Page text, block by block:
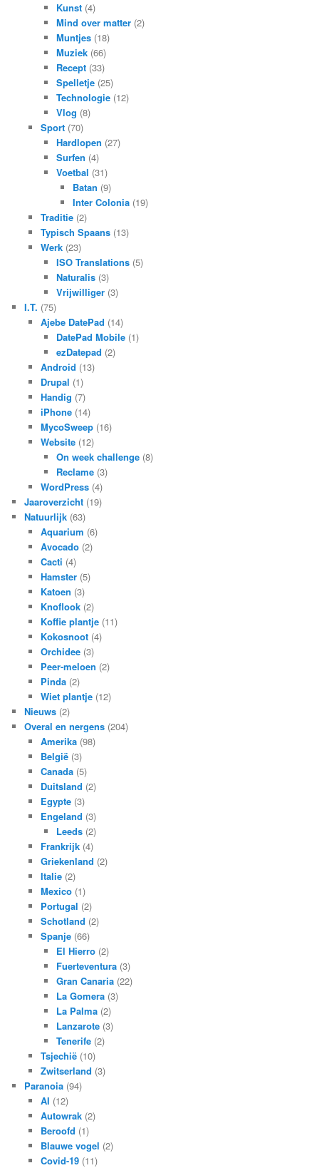
Kunst (4)
Mind over matter (2)
Muntjes (18)
Muziek (66)
Recept (33)
Spelletje (25)
Technologie (12)
Vlog (8)
Sport(70)
Hardlopen (27)
Surfen (4)
Voetbal (31)
Batan (9)
Inter Colonia(19)
Traditie(2)
Typisch Spaans(13)
Werk(23)
ISO Translations (5)
Naturalis (3)
Vrijwilliger (3)
I.T. (75)
Ajebe DatePad (14)
DatePad Mobile (1)
ezDatepad (2)
Android (13)
Drupal (1)
Handig (7)
iPhone(14)
MycoSweep(16)
Website(12)
On week challenge (8)
Reclame (3)
WordPress(4)
Jaaroverzicht (19)
Natuurlijk (63)
Aquarium (6)
Avocado(2)
Cacti (4)
Hamster(5)
Katoen (3)
Knoflook(2)
Koffie plantje(11)
Kokosnoot(4)
Orchidee(3)
Peer-meloen (2)
Pinda(2)
Wiet plantje(12)
Nieuws (2)
Overal en nergens (204)
Amerika(98)
België(3)
Canada(5)
Duitsland (2)
Egypte(3)
Engeland (3)
Leeds (2)
Frankrijk(4)
Griekenland (2)
Italie(2)
Mexico(1)
Portugal (2)
Schotland (2)
Spanje(66)
El Hierro (2)
Fuerteventura (3)
Gran Canaria (22)
La Gomera (3)
La Palma (2)
Lanzarote (3)
Tenerife (2)
Tsjechië(10)
Zwitserland (3)
Paranoia (94)
AI (12)
Autowrak(2)
Beroofd (1)
Blauwe vogel (2)
Covid-19(11)